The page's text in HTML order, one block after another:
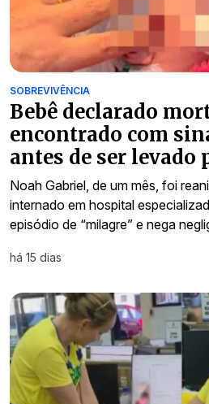
SOBREVIVÊNCIA
Bebê declarado
encontrado com
antes de ser
Noah Gabriel, de um mês, foi
internado em hospital
episódio de “milagre” e nega
há 15 dias